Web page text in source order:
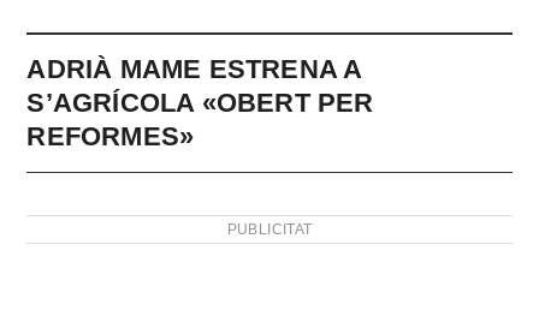
ADRIÀ MAME ESTRENA A
S’AGRÍCOLA «OBERT PER
REFORMES»
PUBLICITAT